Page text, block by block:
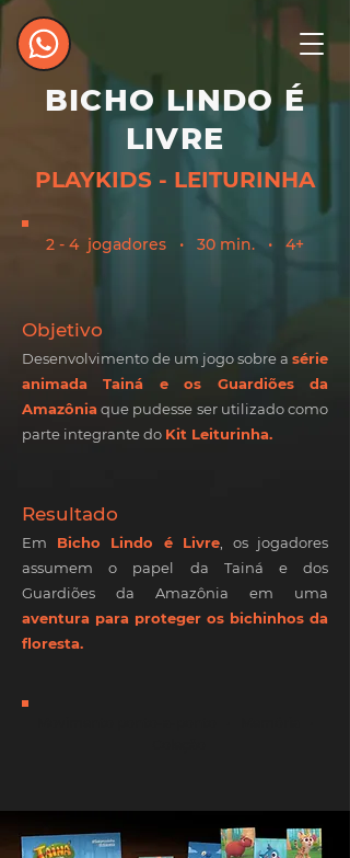
BICHO LINDO É
LIVRE
PLAYKIDS - LEITURINHA
2 - 4 jogadores • 30 min. • 4+
Objetivo
Desenvolvimento de um jogo sobre a série
animada Tainá e os Guardiões da
Amazôniaque pudesse ser utilizado como
parte integrante do Kit Leiturinha.
Resultado
Em Bicho Lindo é Livre , os jogadores
assumem o papel da Tainá e dos
Guardiões da Amazônia em uma
aventura para proteger os bichinhos da
floresta.